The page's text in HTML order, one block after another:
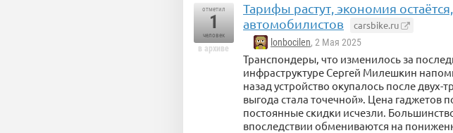
отметил
1
человек
в архиве
Тарифы растут, экономия
автомобилистов
carsbike.ru
lonbocilen, 2 Мая 2025
Транспондеры, что изменилось за
инфраструктуре Сергей Милешкин
назад устройство окупалось после двух-
выгода стала точечной». Цена гаджетов
постоянные скидки исчезли.
впоследствии обмениваются на